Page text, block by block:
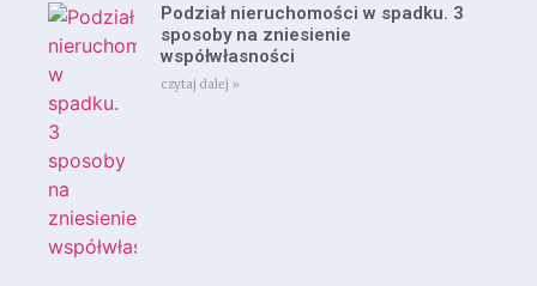
Podział nieruchomości w spadku. 3
sposoby na zniesienie
współwłasności
czytaj dalej »